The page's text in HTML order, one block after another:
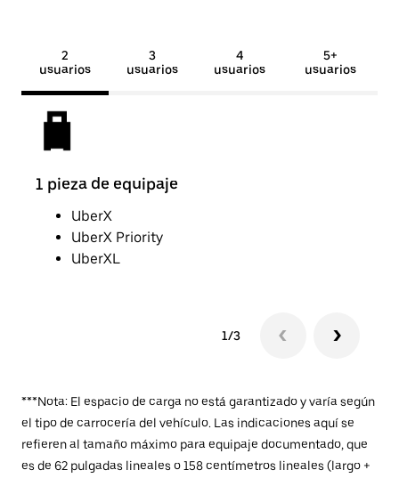
2
usuarios
3
usuarios
4
usuarios
5+
usuarios
1 pieza de equipaje
UberX
UberX Priority
UberXL
1/3
***Nota: El espacio de carga no está garantizado y varía según
el tipo de carrocería del vehículo. Las indicaciones aquí se
refieren al tamaño máximo para equipaje documentado, que
es de 62 pulgadas lineales o 158 centímetros lineales (largo +